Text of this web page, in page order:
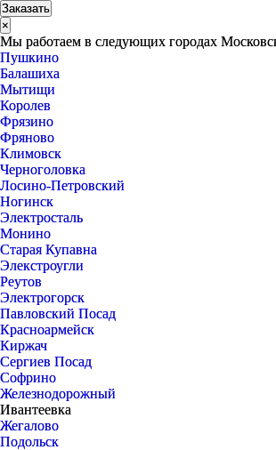
×
Мы работаем в следующих городах
Пушкино
Балашиха
Мытищи
Королев
Фрязино
Фряново
Климовск
Черноголовка
Лосино-Петровский
Ногинск
Электросталь
Монино
Старая Купавна
Элекстроугли
Реутов
Электрогорск
Павловский Посад
Красноармейск
Киржач
Сергиев Посад
Софрино
Железнодорожный
Ивантеевка
Жегалово
Подольск